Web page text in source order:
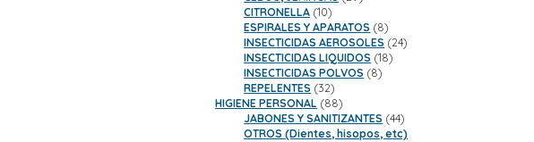
CITRONELLA 1010
productos
ESPIRALES Y APARATOS 88
productos
INSECTICIDAS AEROSOLES 2424
INSECTICIDAS LIQUIDOS 1818
INSECTICIDAS POLVOS 88
REPELENTES 3232
productos
HIGIENE PERSONAL 8888
productos
JABONES Y SANITIZANTES 4444
productos
OTROS (Dientes, hisopos, etc)